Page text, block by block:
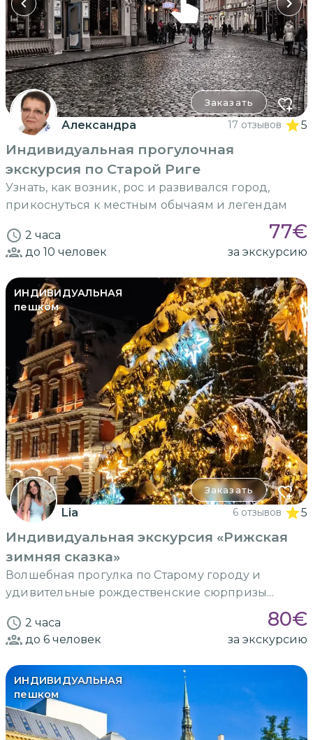
Заказать
Александра 17 отзывов 5
Индивидуальная прогулочная
экскурсия по Старой Риге
Узнать, как возник, рос и развивался город,
прикоснуться к местным обычаям и легендам
2 часа 77€
до 10 человек за экскурсию
ИНДИВИДУАЛЬНАЯ
пешком
Заказать
Lia 6 отзывов 5
Индивидуальная экскурсия «Рижская
зимняя сказка»
Волшебная прогулка по Старому городу и
удивительные рождественские сюрпризы...
2 часа 80€
до 6 человек за экскурсию
ИНДИВИДУАЛЬНАЯ
пешком